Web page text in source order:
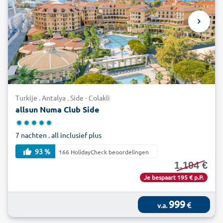
Turkije . Antalya . Side - Colakli
allsun Numa Club Side
7 nachten . all inclusief plus
93 %
166 HolidayCheck beoordelingen
1.194 €
Je bespaart 195 € p.P.
v.a.999€